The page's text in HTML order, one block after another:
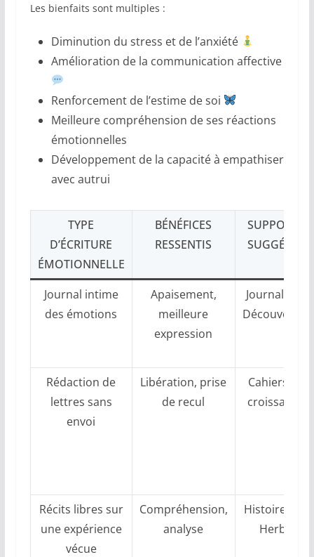
Les bienfaits sont multiples :
Diminution du stress et de l’anxiété
Amélioration de la communication affective
Renforcement de l’estime de soi
Meilleure compréhension de ses réactions
émotionnelles
Développement de la capacité à empathiser
avec autrui
TYPE
D’ÉCRITURE
ÉMOTIONNELLE
BÉNÉFICES
RESSENTIS
SUPPORTS
SUGGÉRÉS
Journal intime
des émotions
Apaisement,
meilleure
expression
Journal des
Découvertes
Rédaction de
lettres sans
envoi
Libération, prise
de recul
Cahiers de
croissance
Récits libres sur
une expérience
vécue
Compréhension,
analyse
Histoires en
Herbe